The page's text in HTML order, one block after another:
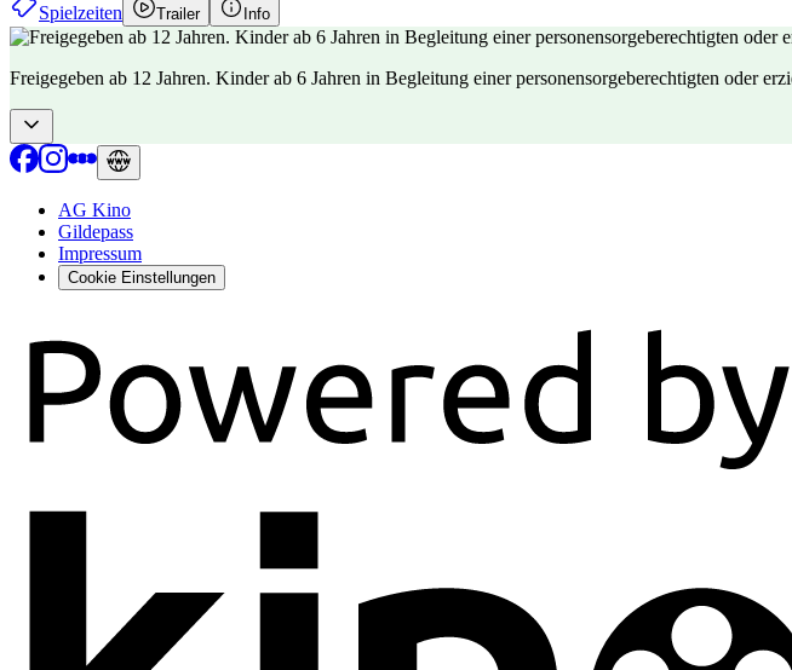
Spielzeiten
Trailer Info
Freigegeben ab 12 Jahren. Kinder ab 6 Jahren in Begleitung einer personensorgeberechtigten oder
AG Kino
Gildepass
Impressum
Cookie Einstellungen